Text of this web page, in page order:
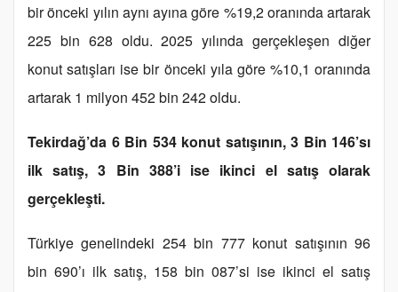
bir önceki yılın aynı ayına göre %19,2 oranında artarak
225 bin 628 oldu. 2025 yılında gerçekleşen diğer
konut satışları ise bir önceki yıla göre %10,1 oranında
artarak 1 milyon 452 bin 242 oldu.
Tekirdağ’da 6 Bin 534 konut satışının, 3 Bin 146’sı
ilk satış, 3 Bin 388’i ise ikinci el satış olarak
gerçekleşti.
Türkiye genelindeki 254 bin 777 konut satışının 96
bin 690’ı ilk satış, 158 bin 087’si ise ikinci el satış